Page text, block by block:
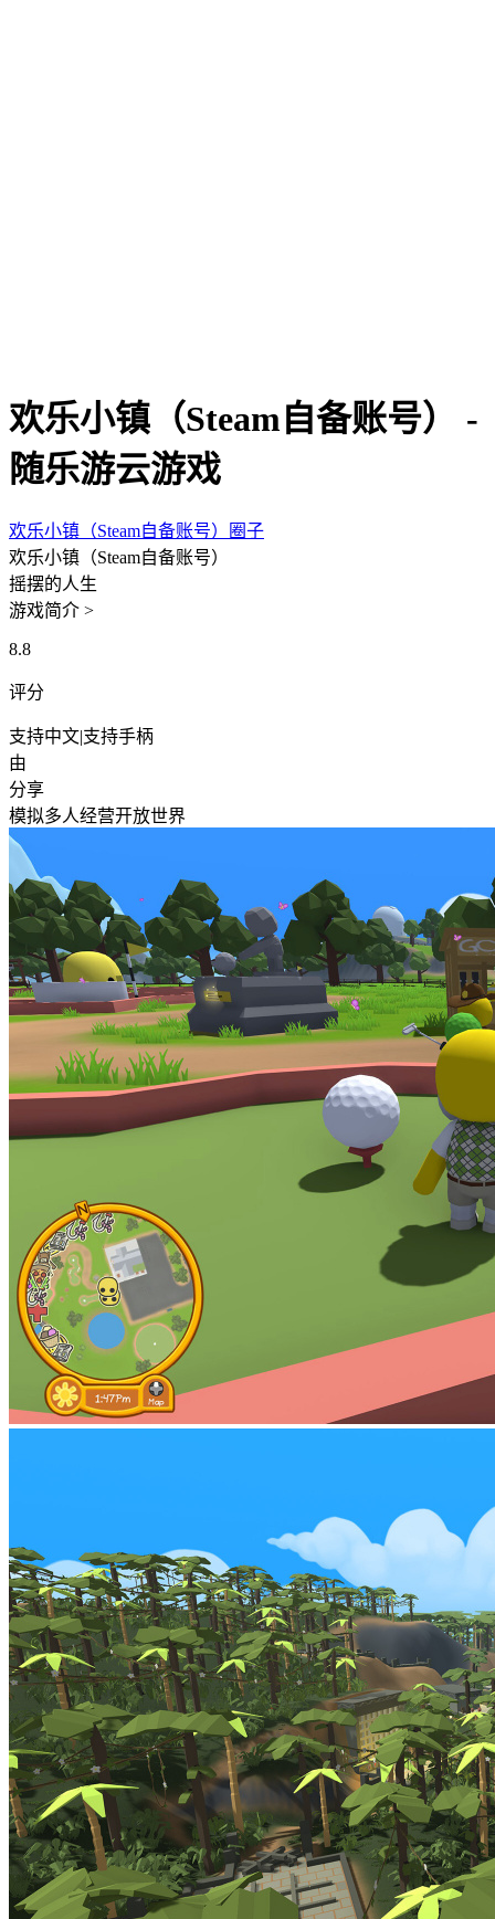
欢乐小镇（Steam自备账号） -
随乐游云游戏
欢乐小镇（Steam自备账号）圈子
欢乐小镇（Steam自备账号）
摇摆的人生
游戏简介 >
8.8
评分
支持中文|支持手柄
由
分享
模拟多人经营开放世界